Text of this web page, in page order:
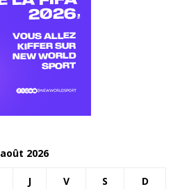
août 2026
J V S D